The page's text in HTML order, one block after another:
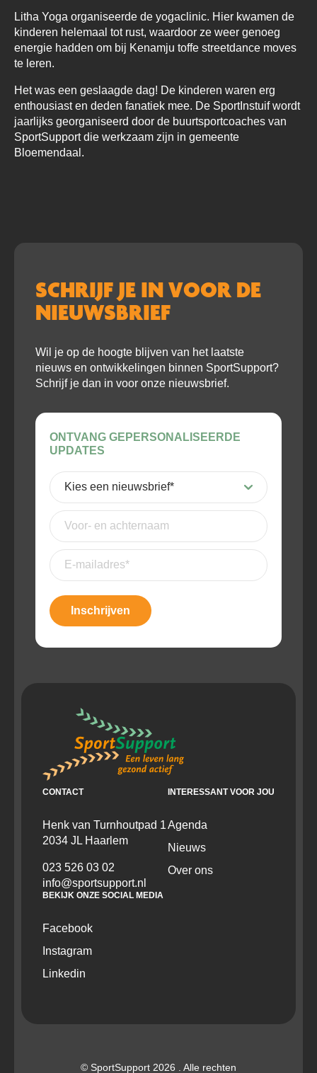
Litha Yoga organiseerde de yogaclinic. Hier kwamen de
kinderen helemaal tot rust, waardoor ze weer genoeg
energie hadden om bij Kenamju toffe streetdance moves
te leren.
Het was een geslaagde dag! De kinderen waren erg
enthousiast en deden fanatiek mee. De SportInstuif wordt
jaarlijks georganiseerd door de buurtsportcoaches van
SportSupport die werkzaam zijn in gemeente
Bloemendaal.
SCHRIJF JE IN VOOR DE
NIEUWSBRIEF
Wil je op de hoogte blijven van het laatste
nieuws en ontwikkelingen binnen SportSupport?
Schrijf je dan in voor onze nieuwsbrief.
ONTVANG GEPERSONALISEERDE
UPDATES
Kies
een
nieuwsbrief(Vereist)
Voor-
en
achternaam
E-
mailadres(Vereist)
Inschrijven
CONTACT
Henk van Turnhoutpad 1
2034 JL Haarlem
023 526 03 02
info@sportsupport.nl
INTERESSANT VOOR JOU
Agenda
Nieuws
Over ons
BEKIJK ONZE SOCIAL MEDIA
Facebook
Instagram
Linkedin
© SportSupport 2026 . Alle rechten